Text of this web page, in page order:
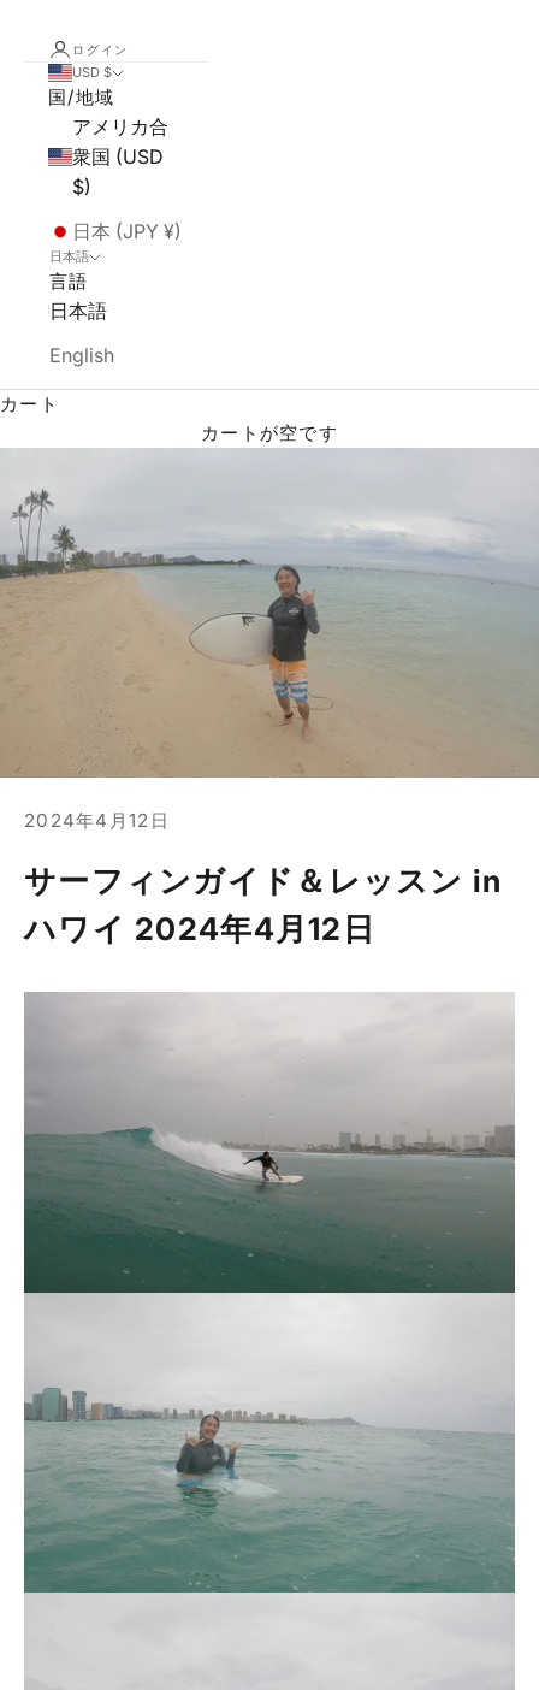
ログイン
USD $
国/地域
アメリカ合
衆国 (USD
$)
日本 (JPY ¥)
日本語
言語
日本語
English
カート
カートが空です
2024年4月12日
サーフィンガイド＆レッスン in
ハワイ 2024年4月12日